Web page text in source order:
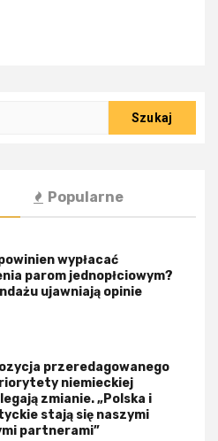
Popularne
wypłacać
parom jednopłciowym?
ujawniają opinie
przeredagowanego
niemieckiej
zmianie. „Polska i
stają się naszymi
partnerami”